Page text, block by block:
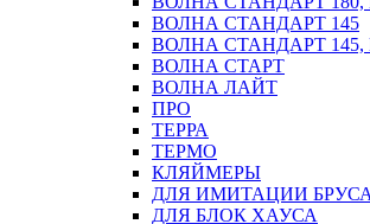
ВОЛНА СТАНДАРТ 145
ВОЛНА СТАНДАРТ
ВОЛНА СТАРТ
ВОЛНА ЛАЙТ
ПРО
ТЕРРА
ТЕРМО
КЛЯЙМЕРЫ
ДЛЯ ИМИТАЦИИ БРУСА
ДЛЯ БЛОК ХАУСА